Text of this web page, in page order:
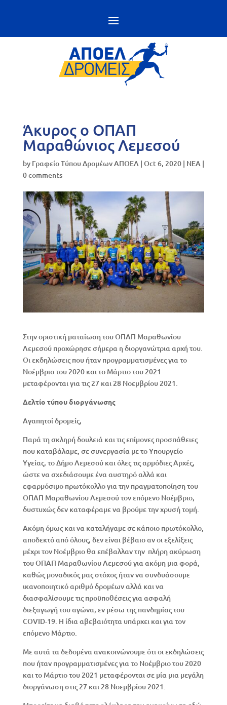
Άκυρος ο ΟΠΑΠ
Μαραθώνιος Λεμεσού
by Γραφείο Τύπου Δρομέων ΑΠΟΕΛ | Oct 6, 2020| NEA |
0 comments
Στην οριστική ματαίωση του ΟΠΑΠ Μαραθωνίου
Λεμεσού προχώρησε σήμερα η διοργανώτρια αρχή του.
Οι εκδηλώσεις που ήταν προγραμματισμένες για το
Νοέμβριο του 2020 και το Μάρτιο του 2021
μεταφέρονται για τις 27 και 28 Νοεμβρίου 2021.
Δελτίο τύπου διοργάνωσης
Αγαπητοί δρομείς,
Παρά τη σκληρή δουλειά και τις επίμονες προσπάθειες
που καταβάλαμε, σε συνεργασία με το Υπουργείο
Υγείας, το Δήμο Λεμεσού και όλες τις αρμόδιες Αρχές,
ώστε να σχεδιάσουμε ένα αυστηρό αλλά και
εφαρμόσιμο πρωτόκολλο για την πραγματοποίηση του
ΟΠΑΠ Μαραθωνίου Λεμεσού τον επόμενο Νοέμβριο,
δυστυχώς δεν καταφέραμε να βρούμε την χρυσή τομή.
Ακόμη όμως και να καταλήγαμε σε κάποιο πρωτόκολλο,
αποδεκτό από όλους, δεν είναι βέβαιο αν οι εξελίξεις
μέχρι τον Νοέμβριο θα επέβαλλαν την πλήρη ακύρωση
του ΟΠΑΠ Μαραθωνίου Λεμεσού για ακόμη μια φορά,
καθώς μοναδικός μας στόχος ήταν να συνδυάσουμε
ικανοποιητικό αριθμό δρομέων αλλά και να
διασφαλίσουμε τις προϋποθέσεις για ασφαλή
διεξαγωγή του αγώνα, εν μέσω της πανδημίας του
COVID-19. Η ίδια αβεβαιότητα υπάρχει και για τον
επόμενο Μάρτιο.
Με αυτά τα δεδομένα ανακοινώνουμε ότι οι εκδηλώσεις
που ήταν προγραμματισμένες για το Νοέμβριο του 2020
και το Μάρτιο του 2021 μεταφέρονται σε μία μια μεγάλη
διοργάνωση στις 27 και 28 Νοεμβρίου 2021.